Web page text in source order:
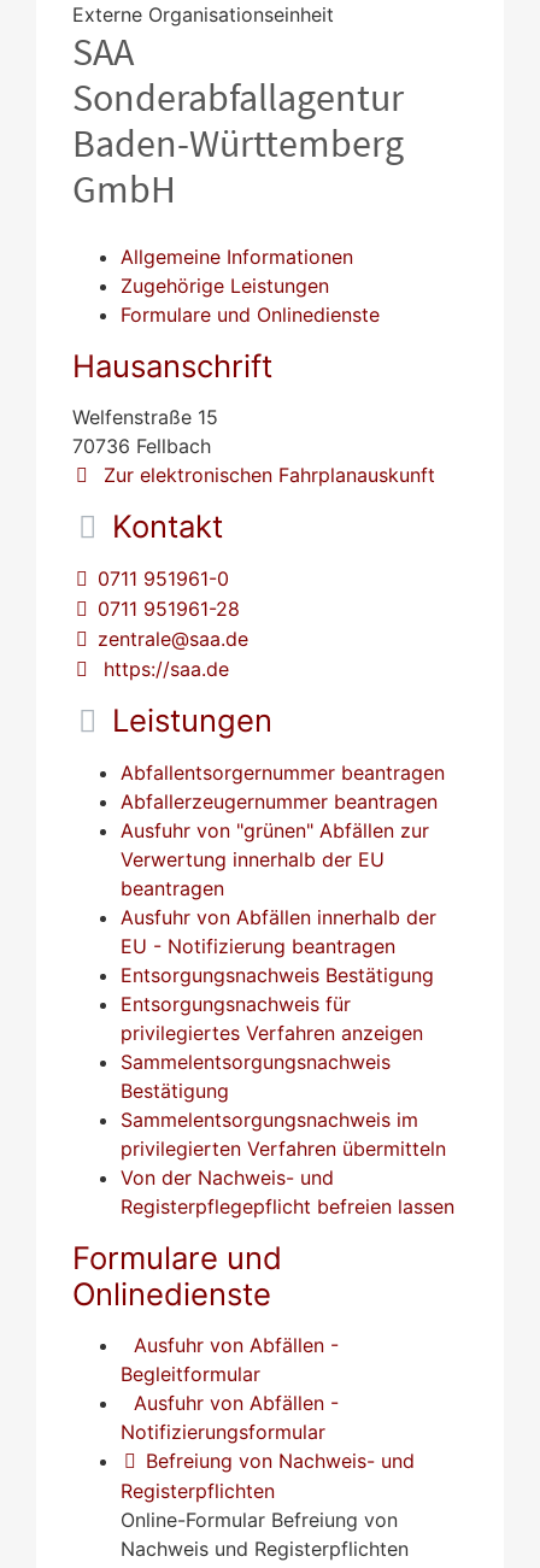
Externe Organisationseinheit
SAA
Sonderabfallagentur
Baden-Württemberg
GmbH
Allgemeine Informationen
Zugehörige Leistungen
Formulare und Onlinedienste
Hausanschrift
Welfenstraße 15
70736 Fellbach
Zur elektronischen Fahrplanauskunft
Kontakt
0711 951961-0
0711 951961-28
zentrale@saa.de
https://saa.de
Leistungen
Abfallentsorgernummer beantragen
Abfallerzeugernummer beantragen
Ausfuhr von "grünen" Abfällen zur
Verwertung innerhalb der EU
beantragen
Ausfuhr von Abfällen innerhalb der
EU - Notifizierung beantragen
Entsorgungsnachweis Bestätigung
Entsorgungsnachweis für
privilegiertes Verfahren anzeigen
Sammelentsorgungsnachweis
Bestätigung
Sammelentsorgungsnachweis im
privilegierten Verfahren übermitteln
Von der Nachweis- und
Registerpflegepflicht befreien lassen
Formulare und
Onlinedienste
Ausfuhr von Abfällen -
Begleitformular
Ausfuhr von Abfällen -
Notifizierungsformular
Befreiung von Nachweis- und
Registerpflichten
Online-Formular Befreiung von
Nachweis und Registerpflichten